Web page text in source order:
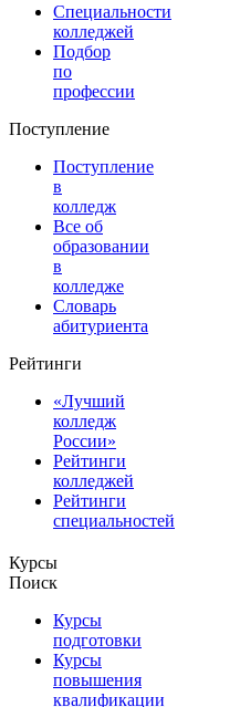
Специальности
колледжей
Подбор
по
профессии
Поступление
Поступление
в
колледж
Все об
образовании
в
колледже
Словарь
абитуриента
Рейтинги
«Лучший
колледж
России»
Рейтинги
колледжей
Рейтинги
специальностей
Курсы
Поиск
Курсы
подготовки
Курсы
повышения
квалификации